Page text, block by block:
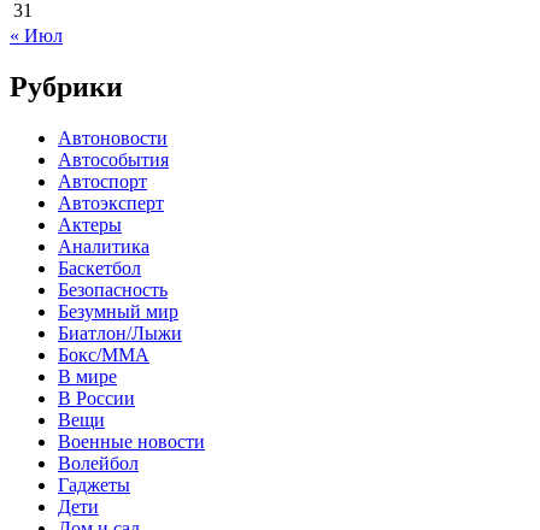
31
« Июл
Рубрики
Автоновости
Автособытия
Автоспорт
Автоэксперт
Актеры
Аналитика
Баскетбол
Безопасность
Безумный мир
Биатлон/Лыжи
Бокс/MMA
В мире
В России
Вещи
Военные новости
Волейбол
Гаджеты
Дети